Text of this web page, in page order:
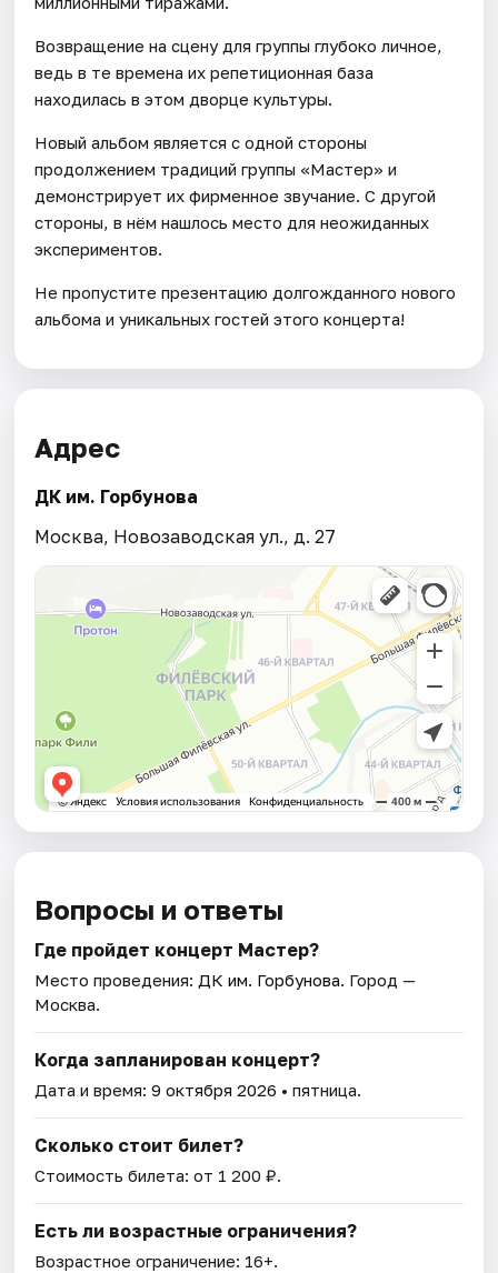
Возвращение на сцену для группы глубоко личное,
ведь в те времена их репетиционная база
находилась в этом дворце культуры.
Новый альбом является с одной стороны
продолжением традиций группы «Мастер» и
демонстрирует их фирменное звучание. С другой
стороны, в нём нашлось место для неожиданных
экспериментов.
Не пропустите презентацию долгожданного нового
альбома и уникальных гостей этого концерта!
Адрес
ДК им. Горбунова
Москва, Новозаводская ул., д. 27
Вопросы и ответы
Где пройдет концерт Мастер?
Место проведения: ДК им. Горбунова. Город —
Москва.
Когда запланирован концерт?
Дата и время:9 октября 2026 • пятница.
Сколько стоит билет?
Стоимость билета: от 1 200 ₽.
Есть ли возрастные ограничения?
Возрастное ограничение: 16+.